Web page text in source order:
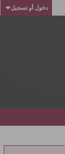
دخول أو تسجيل